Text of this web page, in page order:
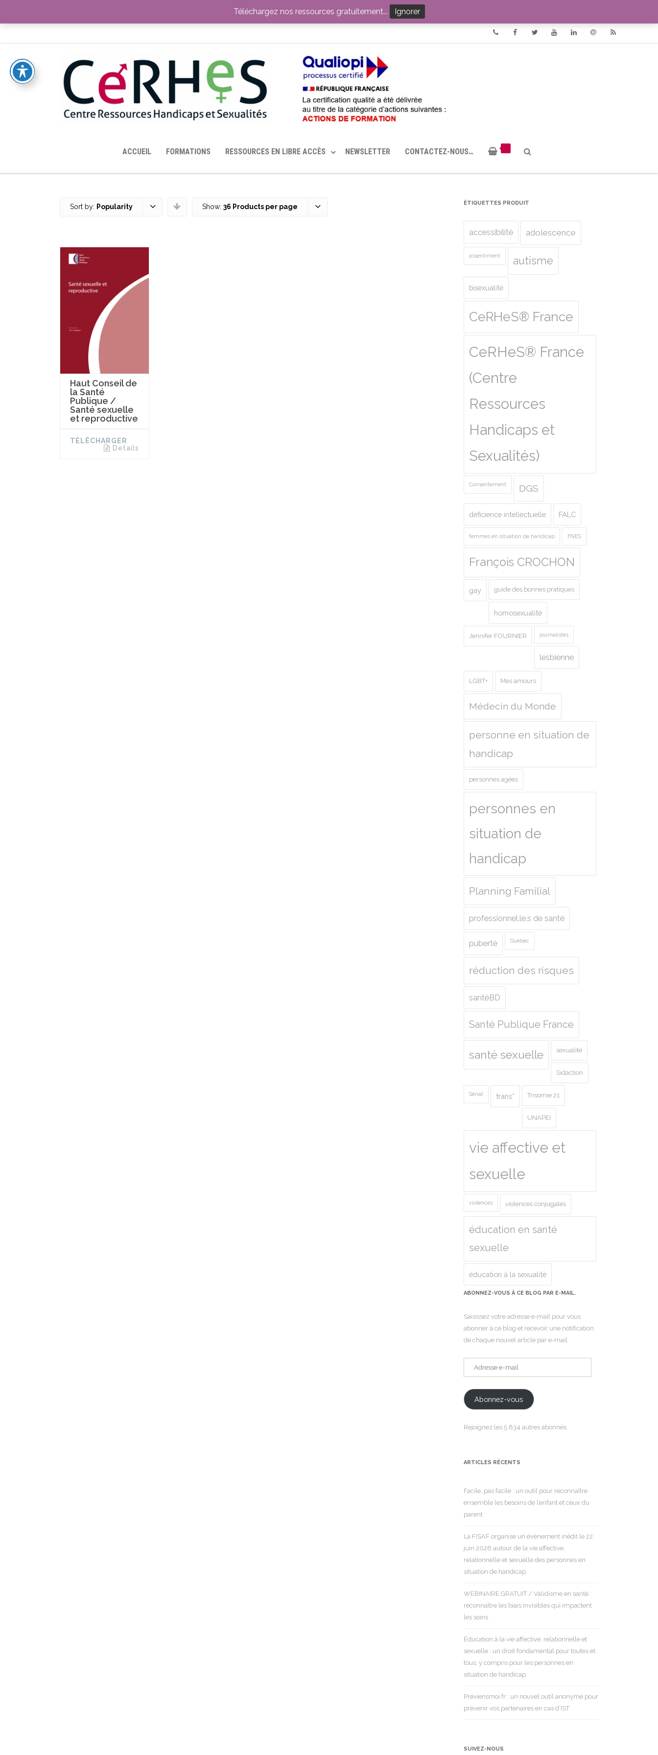
TOUTES LES RESSOURCES MISES À DISPOSITION PAR LE CERHES® FRANCE OUTILS EN SANTÉ SEXUELLE
ACCUEIL FORMATIONS RESSOURCES EN LIBRE ACCÈS NEWSLETTER CONTACTEZ-NOUS…
Sort by: Popularity Show: 36 Products per page
Haut Conseil de
la Santé
Publique /
Santé sexuelle
et reproductive
TÉLÉCHARGER
Details
ÉTIQUETTES PRODUIT
accessibilité adolescence
assentiment autisme
bisexualité
CeRHeS® France
CeRHeS® France
(Centre
Ressources
Handicaps et
Sexualités)
Consentement DGS
déficience intellectuelle FALC
femmes en situation de handicap FNES
François CROCHON
gay guide des bonnes pratiques
homosexualité
Jennifer FOURNIER journalistes
lesbienne
LGBT+ Mes amours
Médecin du Monde
personne en situation de
handicap
personnes agées
personnes en
situation de
handicap
Planning Familial
professionnel.le.s de santé
puberté Quebec
réduction des risques
santéBD
Santé Publique France
santé sexuelle sexualité
Sidaction
Sénat trans* Trisomie 21
UNAPEI
vie affective et
sexuelle
violences violences conjugales
éducation en santé
sexuelle
éducation à la sexualité
ABONNEZ-VOUS À CE BLOG PAR E-MAIL.
Saisissez votre adresse e-mail pour vous
abonner à ce blog et recevoir une notification
de chaque nouvel article par e-mail.
Adresse
e-
Abonnez-vous
Rejoignez les 5 834 autres abonnés
ARTICLES RÉCENTS
Facile, pas facile : un outil pour reconnaître
ensemble les besoins de l’enfant et ceux du
parent
La FISAF organise un événement inédit le 22
juin 2026 autour de la vie affective,
relationnelle et sexuelle des personnes en
situation de handicap.
WEBINAIRE GRATUIT / Validisme en santé :
reconnaître les biais invisibles qui impactent
les soins
Éducation à la vie affective, relationnelle et
sexuelle : un droit fondamental pour toutes et
tous, y compris pour les personnes en
situation de handicap
Préviensmoi.fr : un nouvel outil anonyme pour
prévenir vos partenaires en cas d’IST
SUIVEZ-NOUS
Téléchargez nos ressources gratuitement... Ignorer